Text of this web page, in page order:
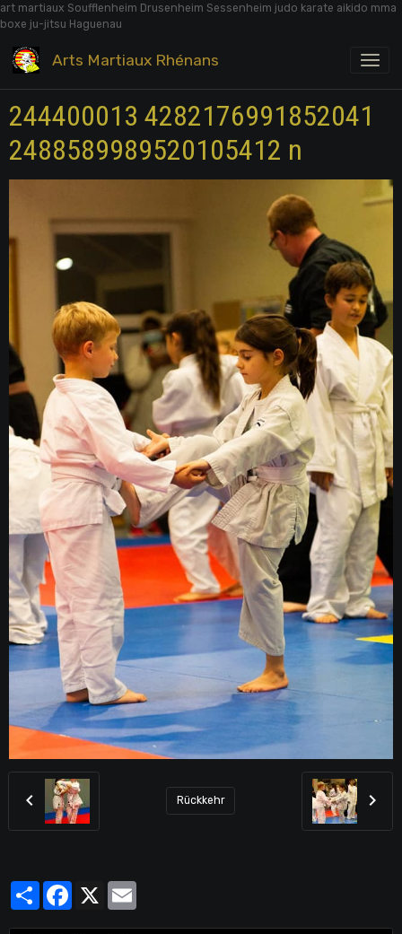
art martiaux Soufflenheim Drusenheim Sessenheim judo karate aikido mma
boxe ju-jitsu Haguenau
Arts Martiaux Rhénans
244400013 4282176991852041
2488589989520105412 n
Rückkehr
PartagerFacebook
X